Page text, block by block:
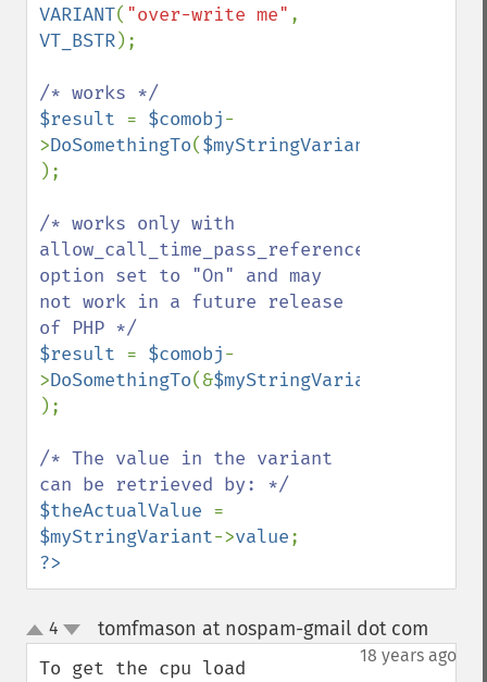
VARIANT( "over-write me"
VT_BSTR);
$result = $comobj-
>DoSomethingTo(
);
/* works only with
allow_call_time_pass_reference
option set to "On" and may
not work in a future release
$result = $comobj-
>DoSomethingTo(&
);
/* The value in the variant
$theActualValue
$myStringVariant->value
?>
up
down
4 tomfmason at nospam-gmail dot com
18 years ago
To get the cpu load